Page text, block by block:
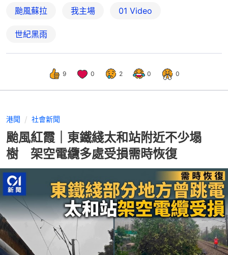
颱風蘇拉 我主場 01 Video
世紀黑雨
9 0 2 0 0
港聞 社會新聞
颱風紅霞｜東鐵綫太和站附近不少塌
樹 架空電纜多處受損需時恢復